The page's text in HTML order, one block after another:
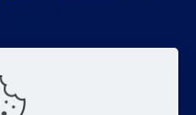
Endereço
Bin Jiang Xi Lu